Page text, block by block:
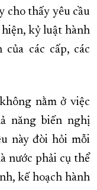
cho thấy yêu cầu
kỷ luật hành
các cấp, các
nằm ở việc
năng biến nghị
này đòi hỏi mỗi
nước phải cụ thể
kế hoạch hành